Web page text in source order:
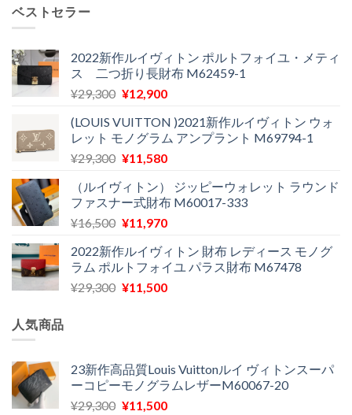
¥24,000
で
し
は
¥11,900
で
ベストセラー
2022新作ルイヴィトン ポルトフォイユ・メティ
ス 二つ折り長財布 M62459-1
¥29,300 元
価
格
は
で
し
た。
¥12,900現
の
価
格
¥12,900
で
す。
(LOUIS VUITTON )2021新作ルイヴィトン ウォ
レット モノグラム アンプラント M69794-1
¥29,300 元
価
格
は
で
し
た。
¥11,580現
の
価
格
¥11,580
で
す。
（ルイヴィトン） ジッピーウォレット ラウンド
ファスナー式財布 M60017-333
¥16,500 元
価
格
は
¥11,970現
の
価
格
2022新作ルイヴィトン 財布 レディース モノグ
ラム ポルトフォイユ パラス財布 M67478
¥29,300 元
¥29,300
で
し
¥11,500現
は
¥11,500
で
人気商品
23新作高品質Louis Vuittonルイ ヴィトンスーパ
ーコピーモノグラムレザーM60067-20
¥29,300 元
¥11,500現